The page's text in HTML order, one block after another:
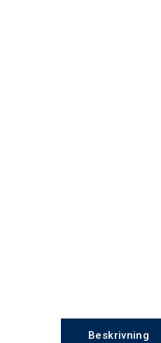
Beskrivning